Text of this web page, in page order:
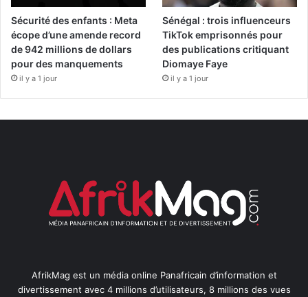
Sécurité des enfants : Meta
écope d’une amende record
de 942 millions de dollars
pour des manquements
il y a 1 jour
Sénégal : trois influenceurs
TikTok emprisonnés pour
des publications critiquant
Diomaye Faye
il y a 1 jour
AfrikMag est un média online Panafricain d’information et
divertissement avec 4 millions d’utilisateurs, 8 millions des vues